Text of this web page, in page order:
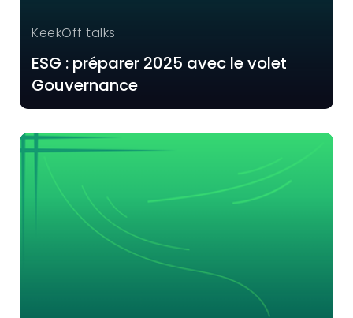
KeekOff talks
ESG : préparer 2025 avec le volet
Gouvernance